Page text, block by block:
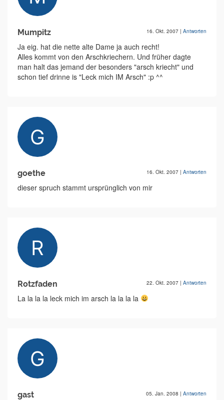
Mumpitz 16. Okt. 2007 | Antworten
Ja eig. hat die nette alte Dame ja auch recht!
Alles kommt von den Arschkriechern. Und früher dagte
man halt das jemand der besonders "arsch kriecht" und
schon tief drinne is "Leck mich IM Arsch" :p ^^
goethe 16. Okt. 2007 | Antworten
dieser spruch stammt ursprünglich von mir
Rotzfaden 22. Okt. 2007 | Antworten
La la la la leck mich im arsch la la la la
gast 05. Jan. 2008 | Antworten